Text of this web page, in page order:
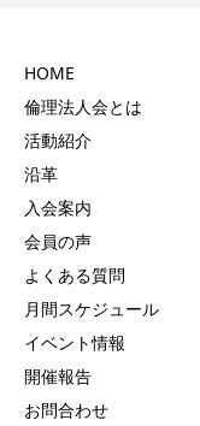
HOME
倫理法人会とは
活動紹介
沿革
入会案内
会員の声
よくある質問
月間スケジュール
イベント情報
開催報告
お問合わせ